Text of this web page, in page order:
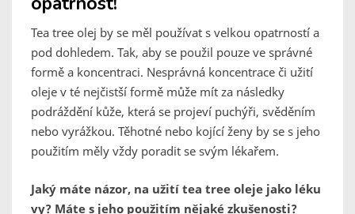
Tea tree olej by se měl používat s velkou opatrností a
pod dohledem. Tak, aby se použil pouze ve správné
formě a koncentraci. Nesprávná koncentrace či užití
oleje v té nejčistší formě může mít za následky
podráždění kůže, která se projeví puchýři, svěděním
nebo vyrážkou. Těhotné nebo kojící ženy by se s jeho
použitím měly vždy poradit se svým lékařem.
Jaký máte názor, na užití tea tree oleje jako léku
vy? Máte s jeho použitím nějaké zkušenosti?